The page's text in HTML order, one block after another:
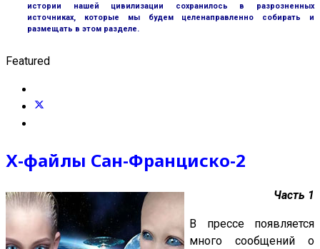
истории нашей цивилизации сохранилось в разрозненных
источниках, которые мы будем целенаправленно собирать и
размещать в этом разделе.
Featured
Х-файлы Сан-Франциско-2
Часть 1
В прессе появляется
много сообщений о